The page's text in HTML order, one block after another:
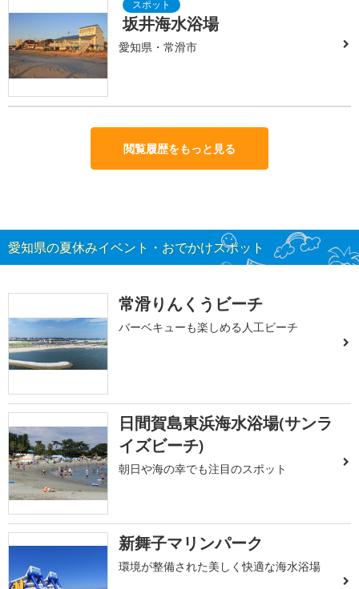
坂井海水浴場
愛知県・常滑市
閲覧履歴をもっと見る
愛知県の夏休みイベント・おでかけスポット
常滑りんくうビーチ
バーベキューも楽しめる人工ビーチ
日間賀島東浜海水浴場(サンラ
イズビーチ)
朝日や海の幸でも注目のスポット
新舞子マリンパーク
環境が整備された美しく快適な海水浴場